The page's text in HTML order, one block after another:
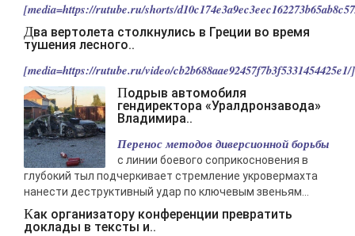
-- Люблю давать советы и очень не люблю, когда их дают мне.
[media=https://rutube.ru/shorts/
Два вертолета столкнулись в Греции во время
тушения лесного..
[media=https://rutube.ru/video/
Подрыв автомобиля
гендиректора «Уралдронзавода»
Владимира..
Перенос методов диверсионной борьбы
с линии боевого соприкосновения в
глубокий тыл подчеркивает стремление укровермахта
нанести деструктивный удар по ключевым звеньям...
Как организатору конференции превратить
доклады в тексты и..